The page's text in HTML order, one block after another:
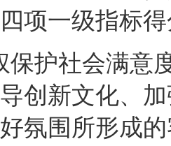
项一级指标
社会满意度
创新文化、
氛围所形成